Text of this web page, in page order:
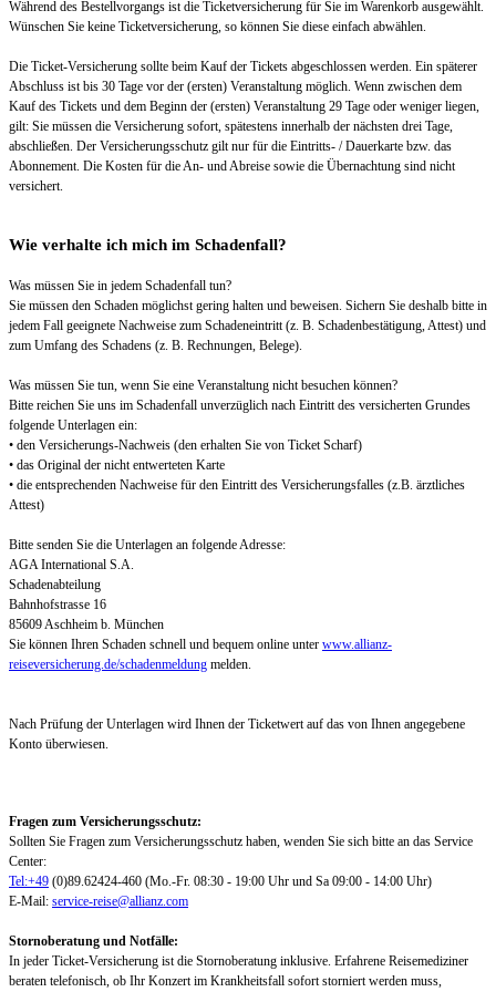
Während des Bestellvorgangs ist die Ticketversicherung für Sie im Warenkorb ausgewählt.
Wünschen Sie keine Ticketversicherung, so können Sie diese einfach abwählen.
Die Ticket-Versicherung sollte beim Kauf der Tickets abgeschlossen werden. Ein späterer
Abschluss ist bis 30 Tage vor der (ersten) Veranstaltung möglich. Wenn zwischen dem
Kauf des Tickets und dem Beginn der (ersten) Veranstaltung 29 Tage oder weniger liegen,
gilt: Sie müssen die Versicherung sofort, spätestens innerhalb der nächsten drei Tage,
abschließen. Der Versicherungsschutz gilt nur für die Eintritts- / Dauerkarte bzw. das
Abonnement. Die Kosten für die An- und Abreise sowie die Übernachtung sind nicht
versichert.
Wie verhalte ich mich im Schadenfall?
Was müssen Sie in jedem Schadenfall tun?
Sie müssen den Schaden möglichst gering halten und beweisen. Sichern Sie deshalb bitte in
jedem Fall geeignete Nachweise zum Schadeneintritt (z. B. Schadenbestätigung, Attest) und
zum Umfang des Schadens (z. B. Rechnungen, Belege).
Was müssen Sie tun, wenn Sie eine Veranstaltung nicht besuchen können?
Bitte reichen Sie uns im Schadenfall unverzüglich nach Eintritt des versicherten Grundes
folgende Unterlagen ein:
• den Versicherungs-Nachweis (den erhalten Sie von Ticket Scharf)
• das Original der nicht entwerteten Karte
• die entsprechenden Nachweise für den Eintritt des Versicherungsfalles (z.B. ärztliches
Attest)
Bitte senden Sie die Unterlagen an folgende Adresse:
AGA International S.A.
Schadenabteilung
Bahnhofstrasse 16
85609 Aschheim b. München
Sie können Ihren Schaden schnell und bequem online unter www.allianz-
reiseversicherung.de/schadenmeldung melden.
Nach Prüfung der Unterlagen wird Ihnen der Ticketwert auf das von Ihnen angegebene
Konto überwiesen.
Fragen zum Versicherungsschutz:
Sollten Sie Fragen zum Versicherungsschutz haben, wenden Sie sich bitte an das Service
Center:
Tel:+49 (0)89.62424-460 (Mo.-Fr. 08:30 - 19:00 Uhr und Sa 09:00 - 14:00 Uhr)
E-Mail: service-reise@allianz.com
Stornoberatung und Notfälle:
In jeder Ticket-Versicherung ist die Stornoberatung inklusive. Erfahrene Reisemediziner
beraten telefonisch, ob Ihr Konzert im Krankheitsfall sofort storniert werden muss,